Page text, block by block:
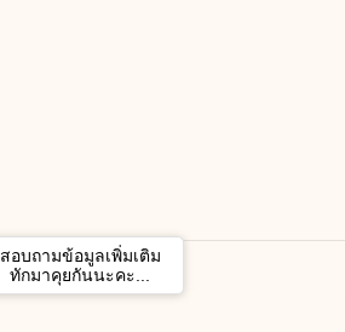
สอบถามข้อมูลเพิ่มเติม
ทักมาคุยกันนะคะ...